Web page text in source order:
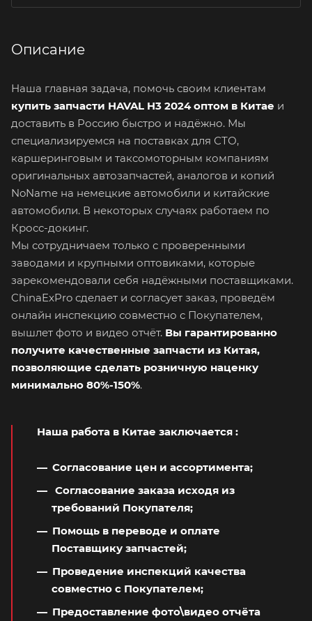
Описание
Наша главная задача, помочь своим клиентам
купить запчасти HAVAL H3 2024 оптом в Китае и
доставить в Россию быстро и надёжно. Мы
специализируемся на поставках для СТО,
каршеринговым и таксомоторным компаниям
оригинальных автозапчастей, аналогов и копий
NoName на немецкие автомобили и китайские
автомобили. В некоторых случаях работаем по
Кросс-докинг.
Мы сотрудничаем только с проверенными
заводами и крупными оптовиками, которые
зарекомендовали себя надёжными поставщиками.
ChinaExPro сделает и согласует заказ, проведём
онлайн инспекцию совместно с Покупателем,
вышлет фото и видео отчёт. Вы гарантированно
получите качественные запчасти из Китая,
позволяющие сделать розничную наценку
минимально 80%-150%.
Наша работа в Китае заключается :
Согласование цен и ассортимента;
Согласование заказа исходя из
требований Покупателя;
Помощь в переводе и оплате
Поставщику запчастей;
Проведение инспекций качества
совместно с Покупателем;
Предоставление фото\видео отчёта